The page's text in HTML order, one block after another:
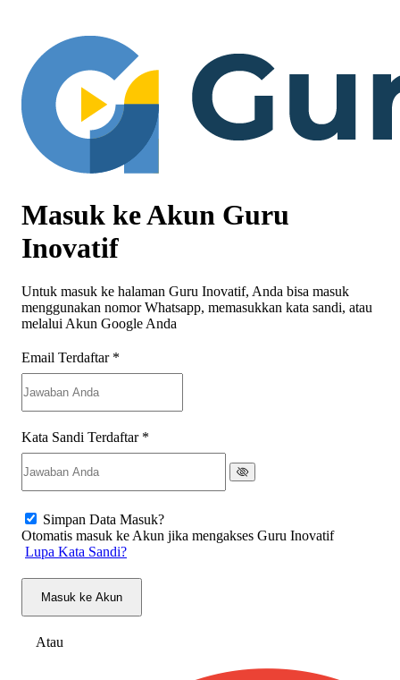
Masuk ke Akun Guru
Inovatif
Untuk masuk ke halaman Guru Inovatif, Anda bisa masuk
menggunakan nomor Whatsapp, memasukkan kata sandi, atau
melalui Akun Google Anda
Email Terdaftar *
Kata Sandi Terdaftar *
Simpan Data Masuk?
Otomatis masuk ke Akun jika mengakses Guru Inovatif
Lupa Kata Sandi?
Masuk ke Akun
Atau